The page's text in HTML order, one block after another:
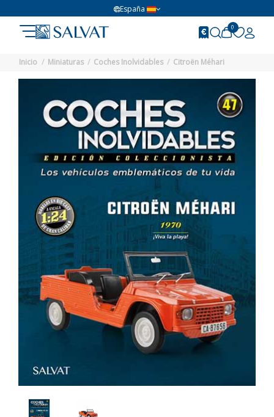
España
0
Inicio Miniaturas Coches Inolvidables Citroën Méhari